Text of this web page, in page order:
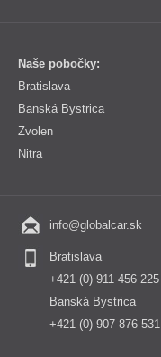
Naše pobočky:
Bratislava
Banská Bystrica
Zvolen
Nitra
info@globalcar.sk
Bratislava
+421 (0) 911 456 225
Banská Bystrica
+421 (0) 907 876 531